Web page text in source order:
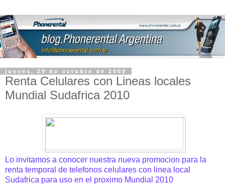
jueves, 29 de octubre de 2009
Renta Celulares con Lineas locales
Mundial Sudafrica 2010
Lo invitamos a conocer nuestra nueva promocion para la
renta temporal de telefonos celulares con linea local
Sudafrica para uso en el proximo Mundial 2010